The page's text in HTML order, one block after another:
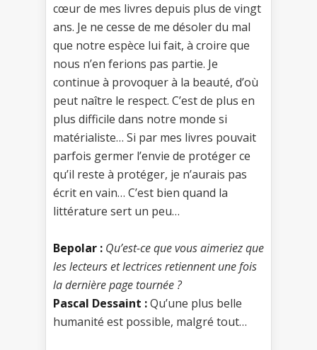
cœur de mes livres depuis plus de vingt
ans. Je ne cesse de me désoler du mal
que notre espèce lui fait, à croire que
nous n’en ferions pas partie. Je
continue à provoquer à la beauté, d’où
peut naître le respect. C’est de plus en
plus difficile dans notre monde si
matérialiste… Si par mes livres pouvait
parfois germer l’envie de protéger ce
qu’il reste à protéger, je n’aurais pas
écrit en vain… C’est bien quand la
littérature sert un peu…
Bepolar : Qu’est-ce que vous aimeriez que
les lecteurs et lectrices retiennent une fois
la dernière page tournée ?
Pascal Dessaint :Qu’une plus belle
humanité est possible, malgré tout…